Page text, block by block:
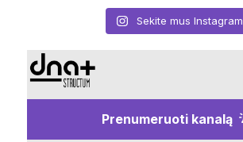
Sekite mus Instagram
Prenumeruoti kanalą